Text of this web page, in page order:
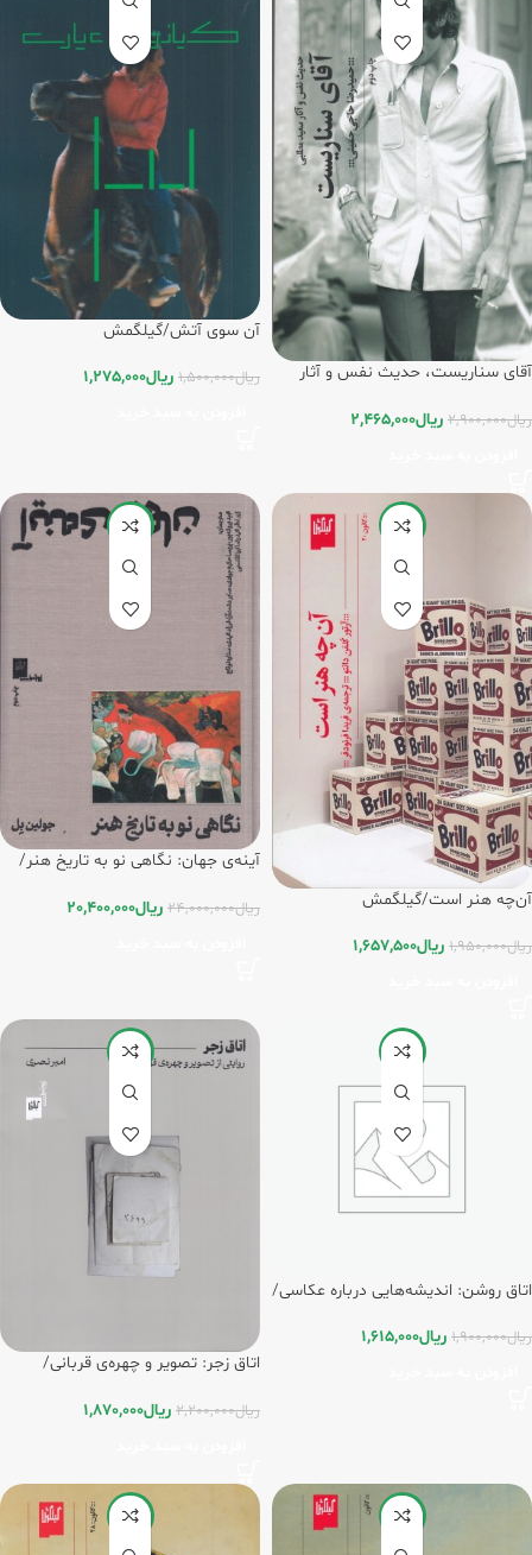
آقای سناریست، حدیث نفس و آثار
ریال2,900,000 ریال2,465,000
آن سوی آتش/گیلگمش
ریال1,500,000 ریال1,275,000
-15%
آن‌چه هنر است/گیلگمش
ریال1,950,000 ریال1,657,500
-15%
آینه‌ی جهان: نگاهی نو به تاریخ هنر/
ریال24,000,000 ریال20,400,000
-15%
اتاق روشن: اندیشه‌هایی درباره عکاسی/
ریال1,900,000 ریال1,615,000
-15%
اتاق زجر: تصویر و چهره‌ی قربانی/
ریال2,200,000 ریال1,870,000
-15%
-15%